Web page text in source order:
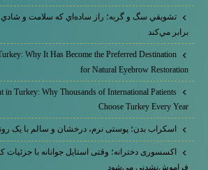
تشويقي سگ و گربه؛ راز ساده‌اي كه سلامت و شادي
برابر مي‌كند
Why It Has Become the Preferred Destination
for Natural Eyebrow Restoration
in Turkey: Why Thousands of International Patients
Choose Turkey Every Year
اسکراب بدن؛ پوستی نرم، درخشان و سالم با یک
اکسسوری دخترانه؛ وقتی استایل جوانانه با
فراموش‌نشدنی می‌شود